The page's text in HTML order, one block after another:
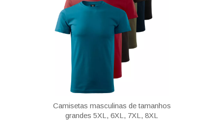
Camisetas masculinas de tamanhos
grandes 5XL, 6XL, 7XL, 8XL